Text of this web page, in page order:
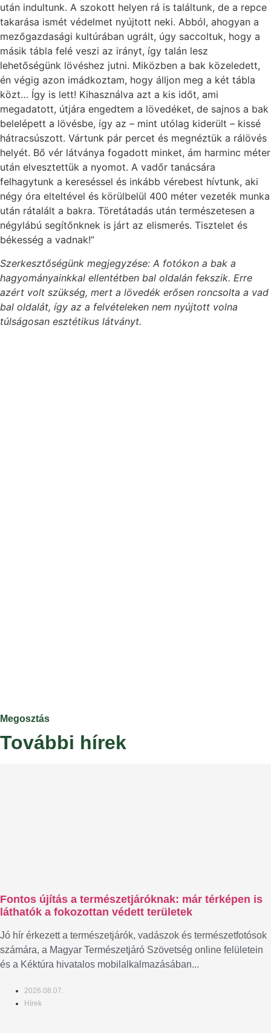
után indultunk. A szokott helyen rá is találtunk, de a repce
takarása ismét védelmet nyújtott neki. Abból, ahogyan a
mezőgazdasági kultúrában ugrált, úgy saccoltuk, hogy a
másik tábla felé veszi az irányt, így talán lesz
lehetőségünk lövéshez jutni. Miközben a bak közeledett,
én végig azon imádkoztam, hogy álljon meg a két tábla
közt… Így is lett! Kihasználva azt a kis időt, ami
megadatott, útjára engedtem a lövedéket, de sajnos a bak
belelépett a lövésbe, így az – mint utólag kiderült – kissé
hátracsúszott. Vártunk pár percet és megnéztük a rálövés
helyét. Bő vér látványa fogadott minket, ám harminc méter
után elvesztettük a nyomot. A vadőr tanácsára
felhagytunk a kereséssel és inkább vérebest hívtunk, aki
négy óra elteltével és körülbelül 400 méter vezeték munka
után rátalált a bakra. Töretátadás után természetesen a
négylábú segítőnknek is járt az elismerés. Tisztelet és
békesség a vadnak!”
Szerkesztőségünk megjegyzése: A fotókon a bak a
hagyományainkkal ellentétben bal oldalán fekszik. Erre
azért volt szükség, mert a lövedék erősen roncsolta a vad
bal oldalát, így az a felvételeken nem nyújtott volna
túlságosan esztétikus látványt.
Megosztás
További hírek
Fontos újítás a természetjáróknak: már térképen is
láthatók a fokozottan védett területek
Jó hír érkezett a természetjárók, vadászok és természetfotósok
számára, a Magyar Természetjáró Szövetség online felületein
és a Kéktúra hivatalos mobilalkalmazásában...
2026.08.07.
Hírek